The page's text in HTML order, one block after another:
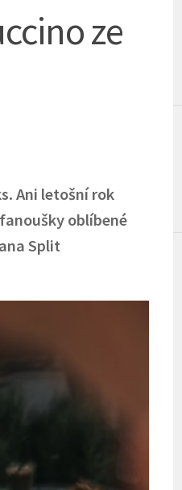
ze
Ani letošní rok
oblíbené
Split